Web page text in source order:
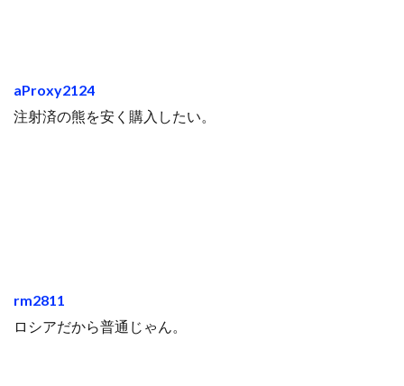
aProxy2124
注射済の熊を安く購入したい。
rm2811
ロシアだから普通じゃん。